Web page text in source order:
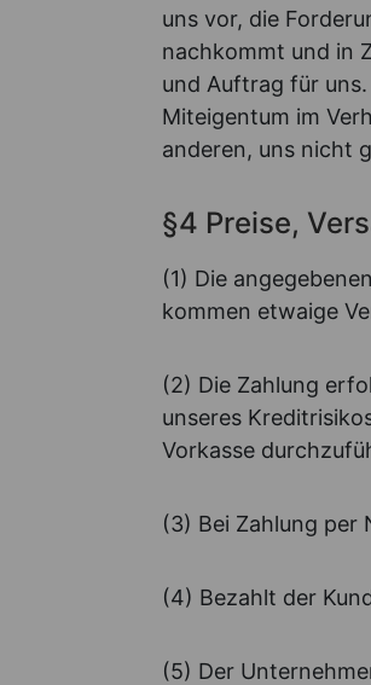
uns vor, die
nachkommt und in
und Auftrag für
Miteigentum im
anderen, uns nicht
§4 Preise,
(1) Die
kommen etwaige
(2) Die Zahlung
unseres
Vorkasse
(3) Bei Zahlung per
(4) Bezahlt der
(5) Der